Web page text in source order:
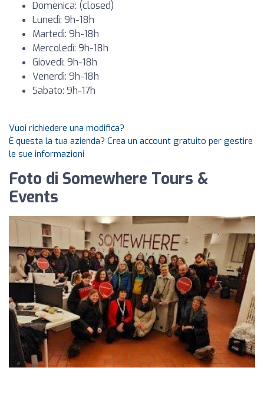
Domenica: (closed)
Lunedì: 9h-18h
Martedì: 9h-18h
Mercoledì: 9h-18h
Giovedì: 9h-18h
Venerdì: 9h-18h
Sabato: 9h-17h
Vuoi richiedere una modifica?
È questa la tua azienda? Crea un account gratuito per gestire
le sue informazioni
Foto di Somewhere Tours &
Events